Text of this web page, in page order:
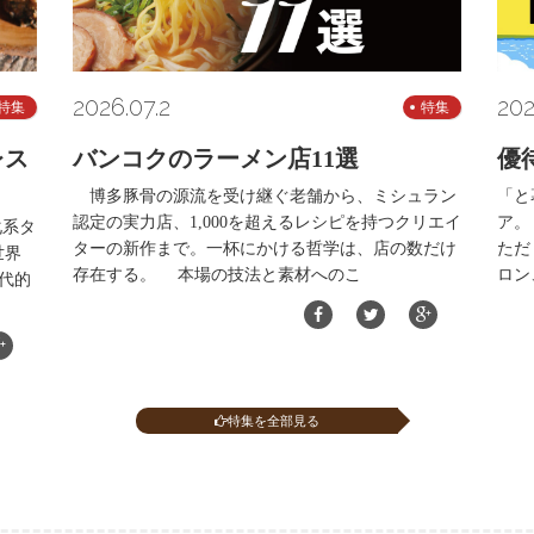
集
タ
的
2026.07.2 特集
バンコクのラーメン店11選
博多豚骨の源流を受け継ぐ老舗から、ミシュラン
認定の実力店、1,000を超えるレシピを持つクリエイ
ターの新作まで。一杯にかける哲学は、店の数だけ
存在する。 本場の技法と素材へのこ
優
「
ア
た
ロ
特集を全部見る